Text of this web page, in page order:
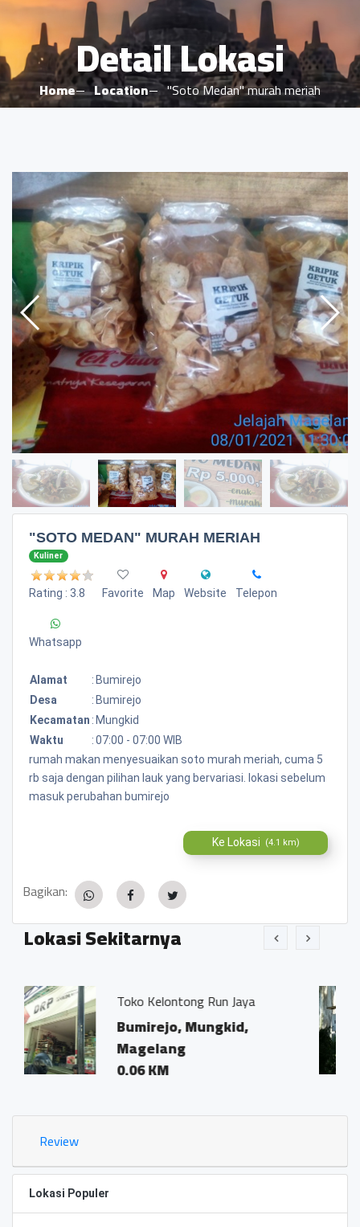
Detail Lokasi
Home Location "Soto Medan" murah meriah
"SOTO MEDAN" MURAH MERIAH
Kuliner
Rating : 3.8 Favorite Map Website Telepon
Whatsapp
Alamat : Bumirejo
Desa
: Bumirejo
Kecamatan : Mungkid
Waktu
:07:00 - 07:00 WIB
rumah makan menyesuaikan soto murah meriah, cuma 5
rb saja dengan pilihan lauk yang bervariasi. lokasi sebelum
masuk perubahan bumirejo
Ke Lokasi (4.1 km)
Bagikan:
Lokasi Sekitarnya
Run Jaya
Mungkid,
Kantor Notaris
Ivo Marius, SH"
Bumirejo,
Magelang
Review
Lokasi Populer